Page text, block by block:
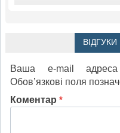
Ваша e-mail адреса
Обов’язкові поля
Коментар *